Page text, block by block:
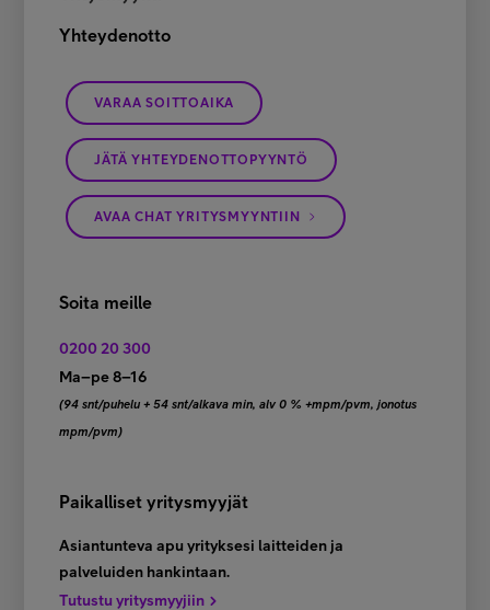
Yhteydenotto
VARAA SOITTOAIKA
JÄTÄ YHTEYDENOTTOPYYNTÖ
AVAA CHAT YRITYSMYYNTIIN
Soita meille
0200 20 300
Ma–pe 8–16
(94 snt/puhelu + 54 snt/alkava min, alv 0 % +mpm/pvm, jonotus
mpm/pvm)
Paikalliset yritysmyyjät
Asiantunteva apu yrityksesi laitteiden ja
palveluiden hankintaan.
Tutustu yritysmyyjiin